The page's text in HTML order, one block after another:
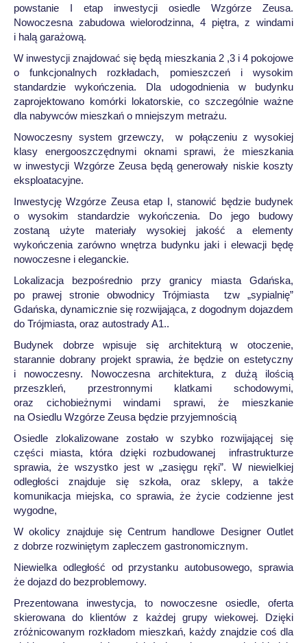
powstanie I etap inwestycji osiedle Wzgórze Zeusa.
Nowoczesna zabudowa wielorodzinna, 4 piętra, z windami
i halą garażową.
W inwestycji znajdować się będą mieszkania 2 ,3 i 4 pokojowe
o funkcjonalnych rozkładach, pomieszczeń i wysokim
standardzie wykończenia. Dla udogodnienia w budynku
zaprojektowano komórki lokatorskie, co szczególnie ważne
dla nabywców mieszkań o mniejszym metrażu.
Nowoczesny system grzewczy, w połączeniu z wysokiej
klasy energooszczędnymi oknami sprawi, że mieszkania
w inwestycji Wzgórze Zeusa będą generowały niskie koszty
eksploatacyjne.
Inwestycję Wzgórze Zeusa etap I, stanowić będzie budynek
o wysokim standardzie wykończenia. Do jego budowy
zostaną użyte materiały wysokiej jakość a elementy
wykończenia zarówno wnętrza budynku jaki i elewacji będę
nowoczesne i eleganckie.
Lokalizacja bezpośrednio przy granicy miasta Gdańska,
po prawej stronie obwodnicy Trójmiasta tzw „sypialnię”
Gdańska, dynamicznie się rozwijająca, z dogodnym dojazdem
do Trójmiasta, oraz autostrady A1..
Budynek dobrze wpisuje się architekturą w otoczenie,
starannie dobrany projekt sprawia, że będzie on estetyczny
i nowoczesny. Nowoczesna architektura, z dużą ilością
przeszkleń, przestronnymi klatkami schodowymi,
oraz cichobieżnymi windami sprawi, że mieszkanie
na Osiedlu Wzgórze Zeusa będzie przyjemnością
Osiedle zlokalizowane zostało w szybko rozwijającej się
części miasta, która dzięki rozbudowanej infrastrukturze
sprawia, że wszystko jest w „zasięgu ręki”. W niewielkiej
odległości znajduje się szkoła, oraz sklepy, a także
komunikacja miejska, co sprawia, że życie codzienne jest
wygodne,
W okolicy znajduje się Centrum handlowe Designer Outlet
z dobrze rozwiniętym zapleczem gastronomicznym.
Niewielka odległość od przystanku autobusowego, sprawia
że dojazd do bezproblemowy.
Prezentowana inwestycja, to nowoczesne osiedle, oferta
skierowana do klientów z każdej grupy wiekowej. Dzięki
zróżnicowanym rozkładom mieszkań, każdy znajdzie coś dla